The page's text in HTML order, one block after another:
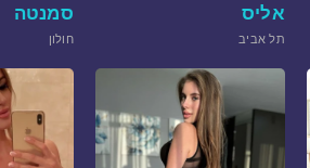
סמנטה
חולון
אליס
תל אביב